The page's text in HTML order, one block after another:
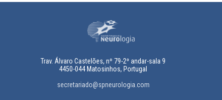
Trav. Álvaro Castelões, nº 79-2º andar-sala 9
4450-044 Matosinhos, Portugal
secretariado@spneurologia.com